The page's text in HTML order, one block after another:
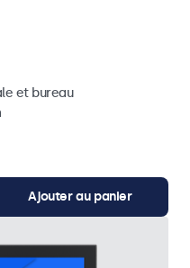
et bureau
Ajouter au panier